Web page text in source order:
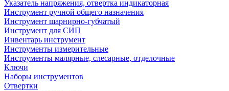
Указатель напряжения, отвертка индикаторная
Инструмент ручной общего назначения
Инструмент шарнирно-губчатый
Инструмент для СИП
Инвентарь инструмент
Инструменты измерительные
Инструменты малярные, слесарные, отделочные
Ключи
Наборы инструментов
Отвертки